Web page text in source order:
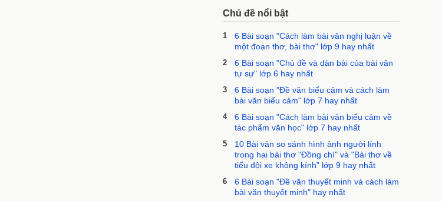
Chủ đề nổi bật
1
6 Bài soạn "Cách làm bài văn nghị luận về
một đoạn thơ, bài thơ" lớp 9 hay nhất
2
6 Bài soạn "Chủ đề và dàn bài của bài văn
tự sự" lớp 6 hay nhất
3
6 Bài soạn "Đề văn biểu cảm và cách làm
bài văn biểu cảm" lớp 7 hay nhất
4
6 Bài soạn "Cách làm bài văn biểu cảm về
tác phẩm văn học" lớp 7 hay nhất
5
10 Bài văn so sánh hình ảnh người lính
trong hai bài thơ "Đồng chí" và "Bài thơ về
tiểu đội xe không kính" lớp 9 hay nhất
6
6 Bài soạn "Đề văn thuyết minh và cách làm
bài văn thuyết minh" hay nhất